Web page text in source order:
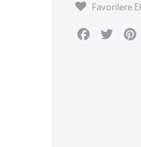
Favorilere
Facebook
Twitter